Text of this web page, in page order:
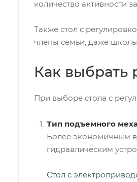
количество активности
Также стол с
члены семьи, даже
Как выбрать
При выборе стола с
Тип подъемного
Более экономичным
гидравлическим
Стол с